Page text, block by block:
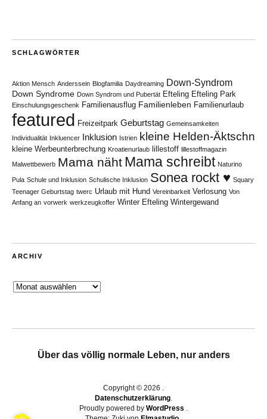
SCHLAGWÖRTER
Aktion Mensch Anderssein Blogfamilia Daydreaming Down-Syndrom
Down Syndrome Down Syndrom und Pubertät Efteling Efteling Park
Einschulungsgeschenk Familienausflug Familienleben Familienurlaub
featured Freizeitpark Geburtstag Gemeinsamkeiten
Individualität Inkluencer Inklusion Istrien kleine Helden-Äktschn
kleine Werbeunterbrechung Kroatienurlaub lillestoff lillestoffmagazin
Malwettbewerb Mama näht Mama schreibt Naturino
Pula Schule und Inklusion Schulische Inklusion Sonea rockt ♥ Squary
Teenager Geburtstag twerc Urlaub mit Hund Vereinbarkeit Verlosung Von
Anfang an vorwerk werkzeugkoffer Winter Efteling Wintergewand
ARCHIV
Archiv
Über das völlig normale Leben, nur anders
Copyright © 2026
Datenschutzerklärung
Proudly powered by WordPress